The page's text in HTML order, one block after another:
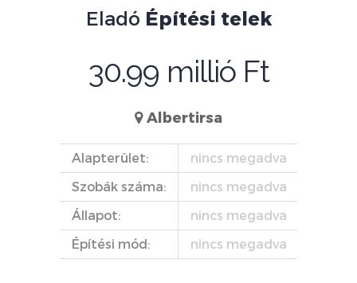
Eladó Építési telek
30.99 millió Ft
Albertirsa
Alapterület:
nincs megadva
Szobák száma:
nincs megadva
Állapot:
nincs megadva
Építési mód:
nincs megadva